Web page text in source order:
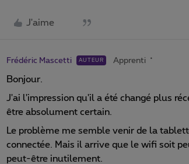
J'aime
Frédéric Mascetti AUTEUR Apprenti
Bonjour.
J'ai l'impression qu'il a été changé plus
être absolument certain.
Le problème me semble venir de la
connectée. Mais il arrive que le wifi soit
peut-être inutilement.